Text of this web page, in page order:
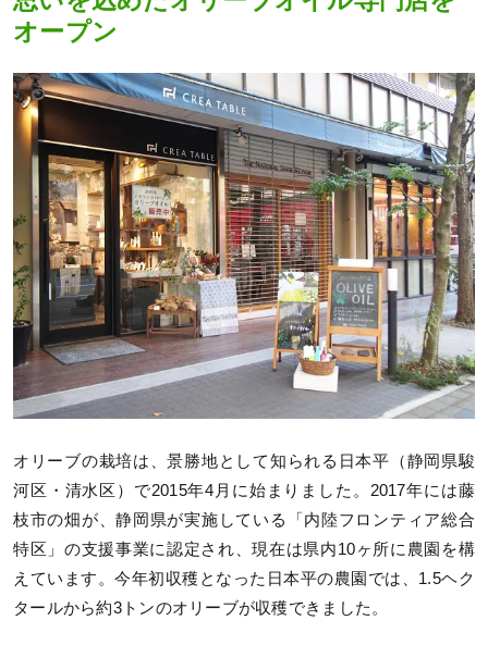
オープン
オリーブの栽培は、景勝地として知られる日本平（静岡県駿
河区・清水区）で2015年4月に始まりました。2017年には藤
枝市の畑が、静岡県が実施している「内陸フロンティア総合
特区」の支援事業に認定され、現在は県内10ヶ所に農園を構
えています。今年初収穫となった日本平の農園では、1.5ヘク
タールから約3トンのオリーブが収穫できました。